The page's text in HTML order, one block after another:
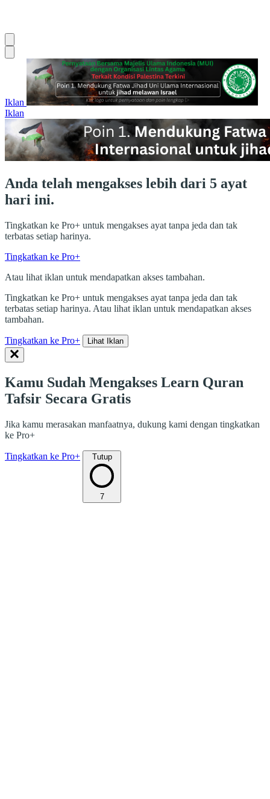
Iklan
Iklan
Anda telah mengakses lebih dari 5 ayat
hari ini.
Tingkatkan ke Pro+ untuk mengakses ayat tanpa jeda dan tak
terbatas setiap harinya.
Tingkatkan ke Pro+
Atau lihat iklan untuk mendapatkan akses tambahan.
Tingkatkan ke Pro+ untuk mengakses ayat tanpa jeda dan tak
terbatas setiap harinya. Atau lihat iklan untuk mendapatkan akses
tambahan.
Tingkatkan ke Pro+ Lihat Iklan
Kamu Sudah Mengakses Learn Quran
Tafsir Secara Gratis
Jika kamu merasakan manfaatnya, dukung kami dengan tingkatkan
ke Pro+
Tingkatkan ke Pro+ Tutup
7